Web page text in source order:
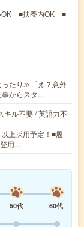
OK ■扶養内OK ■
ったり≫「え？意外
事からスタ…
キル不要 / 英語力不
上採用予定！■履
登用…
50代
60代